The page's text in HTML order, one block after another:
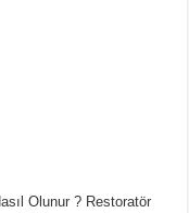
Olunur ? Restoratör